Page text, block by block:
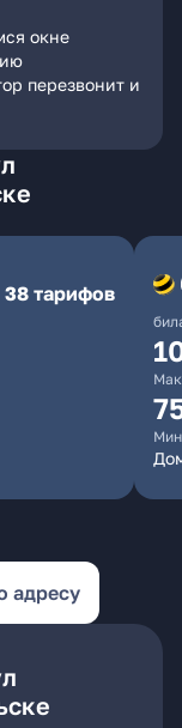
окне
перезвонит и
38 тарифов
адресу